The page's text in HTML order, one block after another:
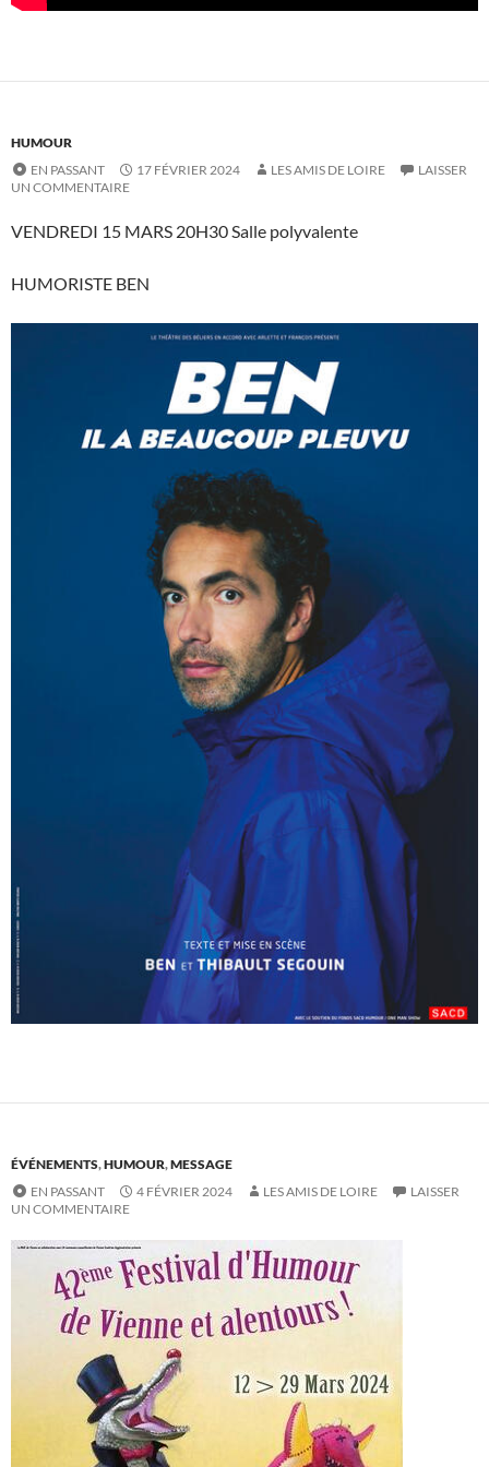
HUMOUR
EN PASSANT
17 FÉVRIER 2024 LES AMIS DE LOIRE
LAISSER
UN COMMENTAIRE
VENDREDI 15 MARS 20H30 Salle polyvalente
HUMORISTE BEN
ÉVÉNEMENTS,HUMOUR,MESSAGE
EN PASSANT
4 FÉVRIER 2024 LES AMIS DE LOIRE
LAISSER
UN COMMENTAIRE